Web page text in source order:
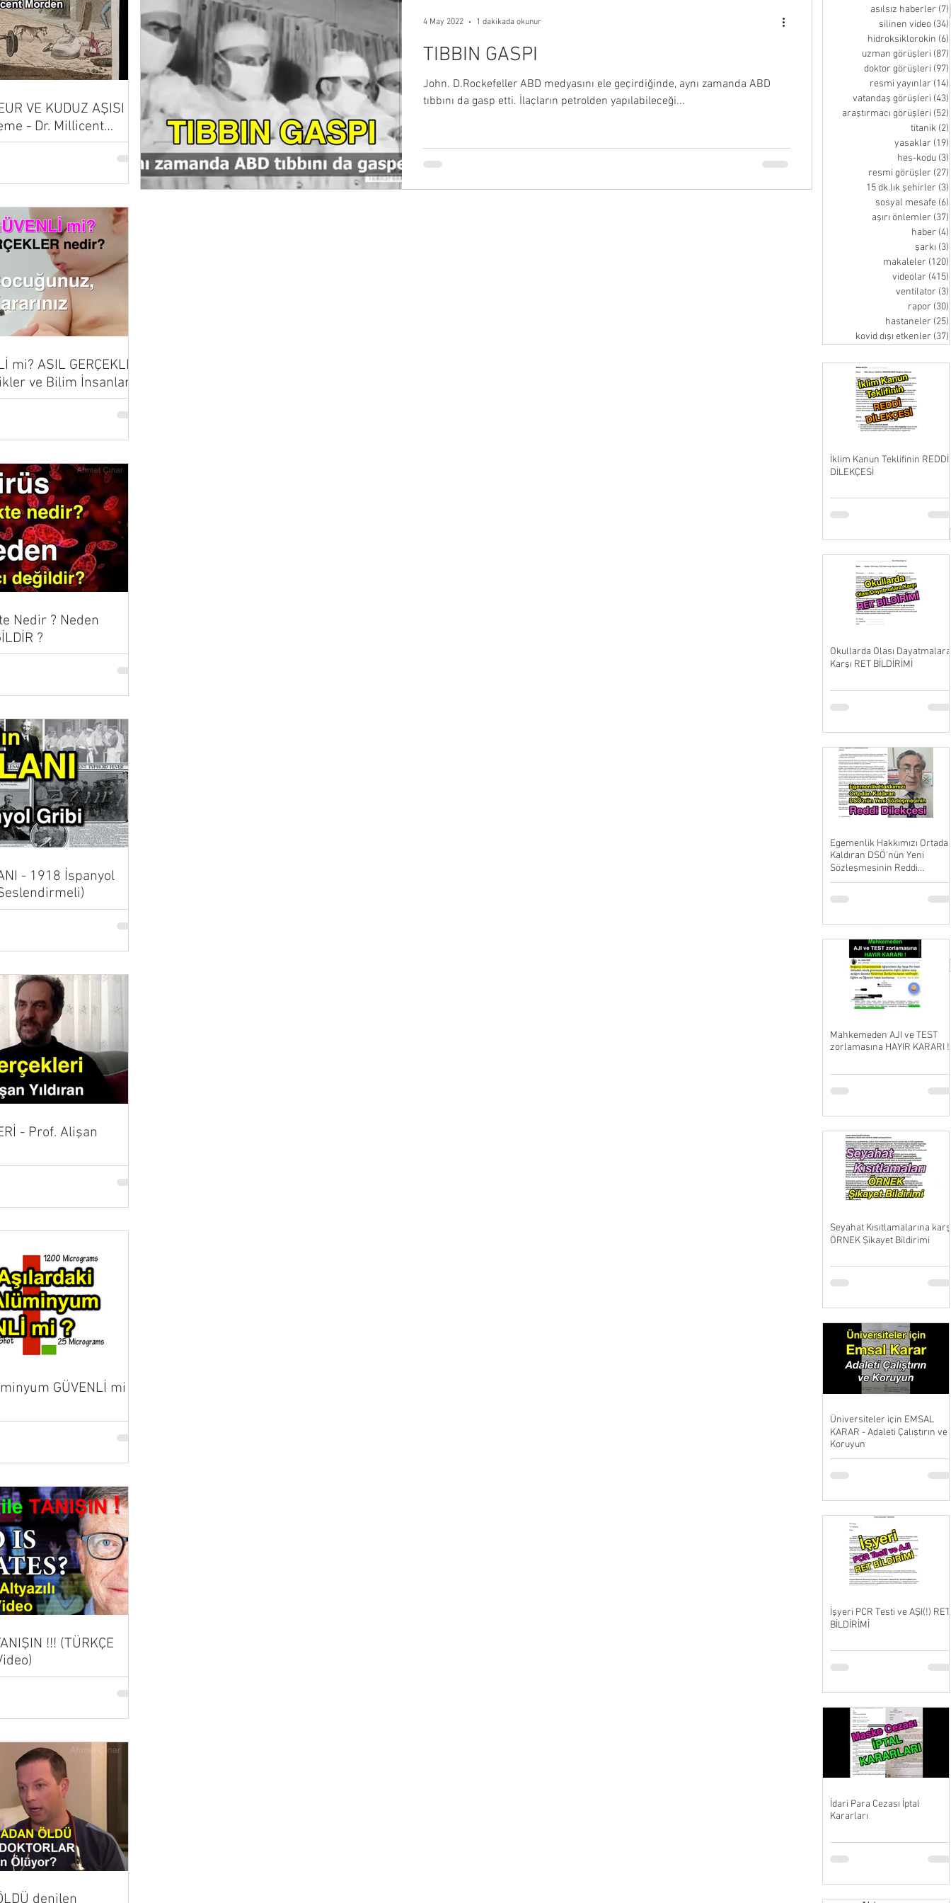
TIBBIN GASPI
John. D.Rockefeller ABD medyasını ele geçirdiğinde, aynı zamanda ABD
tıbbını da gasp etti. İlaçların petrolden yapılabileceği...
4 May 2022 1 dakikada okunur
VE KUDUZ AŞISI |
- Dr. Millicent
mi? ASIL GERÇEKLER
ve Bilim İnsanları
Nedir ? Neden
?
- 1918 İspanyol
- Prof. Alişan
GÜVENLİ mi ?
!!! (TÜRKÇE
denilen
asılsız haberler (7)
silinen video (34)
hidroksiklorokin (6)
uzman görüşleri (87)
doktor görüşleri (97)
resmi yayınlar (14)
vatandaş görüşleri (43)
araştırmacı görüşleri (52)
titanik (2)
yasaklar (19)
hes-kodu (3)
resmi görüşler (27)
15 dk.lık şehirler (3)
sosyal mesafe (6)
aşırı önlemler (37)
haber (4)
şarkı (3)
makaleler (120)
videolar (415)
ventilator (3)
rapor (30)
hastaneler (25)
kovid dışı etkenler (37)
İklim Kanun Teklifinin REDDİ
DİLEKÇESİ
Okullarda Olası Dayatmalara
Karşı RET BİLDİRİMİ
Egemenlik Hakkımızı
Kaldıran DSÖ'nün Yeni
Sözleşmesinin Reddi
Dilekçesi
Mahkemeden AJI ve TEST
zorlamasına HAYIR KARARI !
Seyahat Kısıtlamalarına
ÖRNEK Şikayet Bildirimi
Üniversiteler için EMSAL
KARAR - Adaleti Çalıştırın ve
Koruyun
İşyeri PCR Testi ve AŞI(!) RET
BİLDİRİMİ
İdari Para Cezası İptal
Kararları